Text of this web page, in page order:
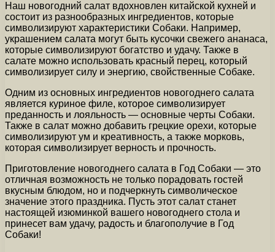
Наш новогодний салат вдохновлен китайской кухней и
состоит из разнообразных ингредиентов, которые
символизируют характеристики Собаки. Например,
украшением салата могут быть кусочки свежего ананаса,
которые символизируют богатство и удачу. Также в
салате можно использовать красный перец, который
символизирует силу и энергию, свойственные Собаке.
Одним из основных ингредиентов новогоднего салата
является куриное филе, которое символизирует
преданность и лояльность — основные черты Собаки.
Также в салат можно добавить грецкие орехи, которые
символизируют ум и креативность, а также морковь,
которая символизирует верность и прочность.
Приготовление новогоднего салата в Год Собаки — это
отличная возможность не только порадовать гостей
вкусным блюдом, но и подчеркнуть символическое
значение этого праздника. Пусть этот салат станет
настоящей изюминкой вашего новогоднего стола и
принесет вам удачу, радость и благополучие в Год
Собаки!